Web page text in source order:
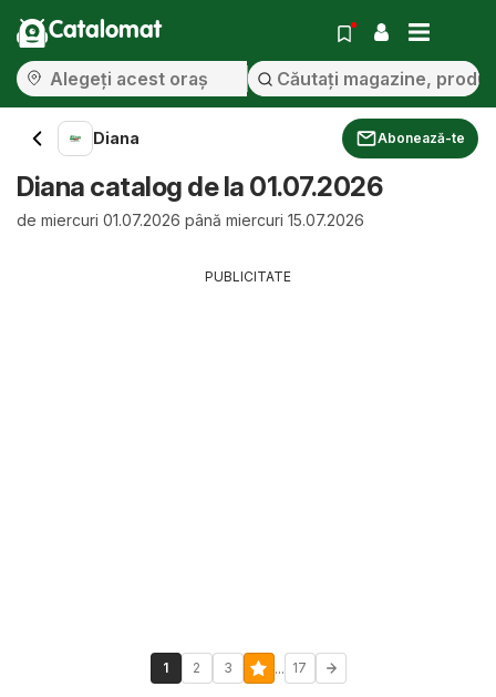
Catalomat
Diana Abonează-te
Diana catalog de la 01.07.2026
de miercuri 01.07.2026 până miercuri 15.07.2026
PUBLICITATE
1 2 3 ... 17